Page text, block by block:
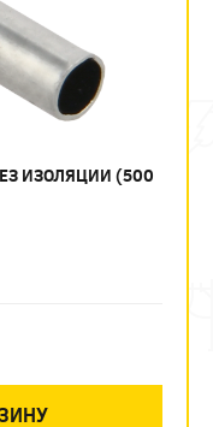
ИЗОЛЯЦИИ (500